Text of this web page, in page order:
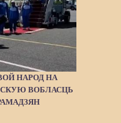
НАРОД НА
ВОБЛАСЦЬ